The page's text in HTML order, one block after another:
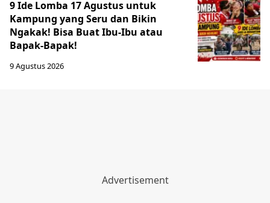
9 Ide Lomba 17 Agustus untuk
Kampung yang Seru dan Bikin
Ngakak! Bisa Buat Ibu-Ibu atau
Bapak-Bapak!
9 Agustus 2026